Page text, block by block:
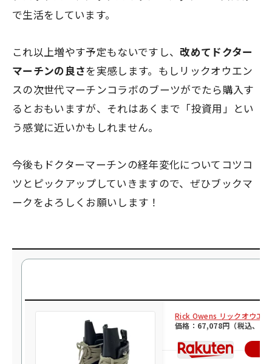
で生活をしています。
これ以上増やす予定もないですし、 改めてドクター
マーチンの良さを実感します。もしリックオウエン
スの次世代マーチンコラボのブーツがでたら購入す
るとおもいますが、それはあくまで「投資用」とい
う感覚に近いかもしれません。
今後もドクターマーチンの経年変化についてコツコ
ツとピックアップしていきますので、ぜひブックマ
ークをよろしくお願いします！
Rick Owens リックオウエ
価格：67,078円（税込、送